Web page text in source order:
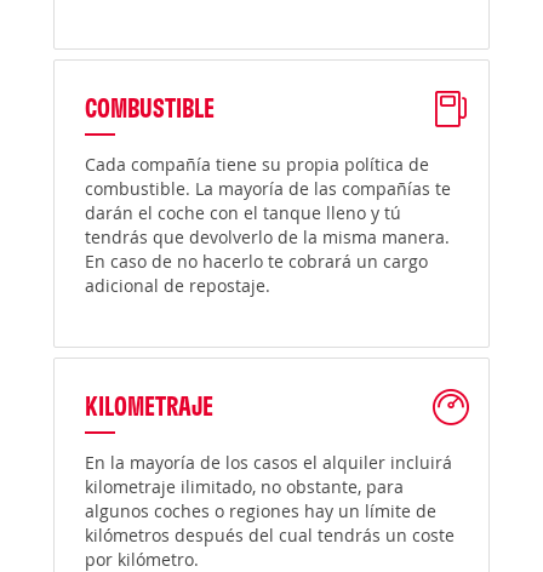
COMBUSTIBLE
Cada compañía tiene su propia política de
combustible. La mayoría de las compañías te
darán el coche con el tanque lleno y tú
tendrás que devolverlo de la misma manera.
En caso de no hacerlo te cobrará un cargo
adicional de repostaje.
KILOMETRAJE
En la mayoría de los casos el alquiler incluirá
kilometraje ilimitado, no obstante, para
algunos coches o regiones hay un límite de
kilómetros después del cual tendrás un coste
por kilómetro.